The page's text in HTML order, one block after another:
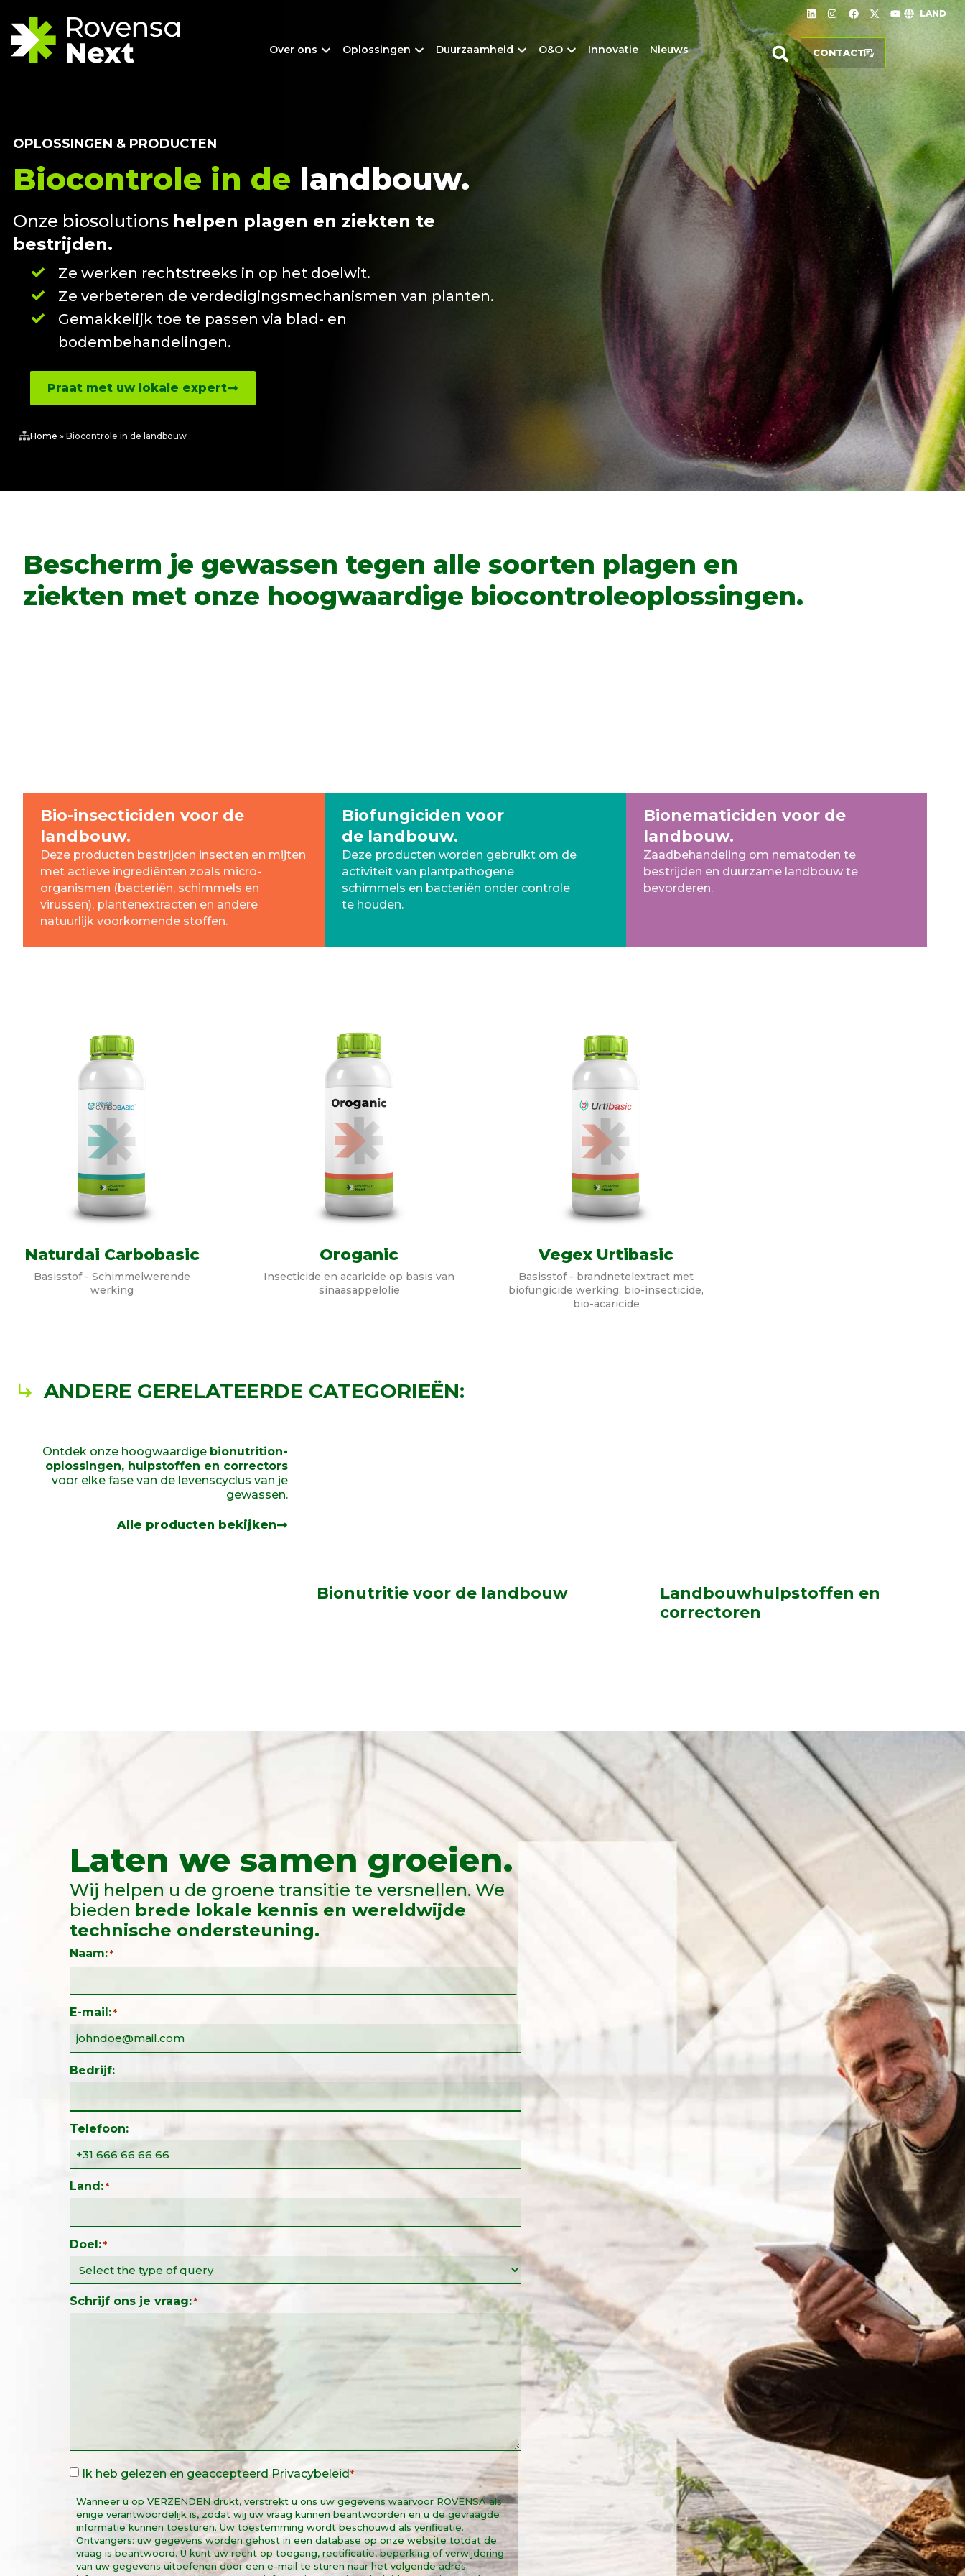
LAND
Over ons Oplossingen Duurzaamheid O&O Innovatie Nieuws CONTACT
OPLOSSINGEN & PRODUCTEN
Biocontrole in de landbouw.
Onze biosolutions helpen plagen en ziekten te
bestrijden.
Ze werken rechtstreeks in op het doelwit.
Ze verbeteren de verdedigingsmechanismen van planten.
Gemakkelijk toe te passen via blad- en
bodembehandelingen.
Praat met uw lokale expert
Home » Biocontrole in de landbouw
Bescherm je gewassen tegen alle soorten plagen en
ziekten met onze hoogwaardige biocontroleoplossingen.
Bio-insecticiden voor de
landbouw.
Deze producten bestrijden insecten en mijten
met actieve ingrediënten zoals micro-
organismen (bacteriën, schimmels en
virussen), plantenextracten en andere
natuurlijk voorkomende stoffen.
Biofungiciden voor
de landbouw.
Deze producten worden gebruikt om de
activiteit van plantpathogene
schimmels en bacteriën onder controle
te houden.
Bionematiciden voor de
landbouw.
Zaadbehandeling om nematoden te
bestrijden en duurzame landbouw te
bevorderen.
Naturdai Carbobasic
Basisstof - Schimmelwerende
werking
Oroganic
Insecticide en acaricide op basis van
sinaasappelolie
Vegex Urtibasic
Basisstof - brandnetelextract met
biofungicide werking, bio-insecticide,
bio-acaricide
ANDERE GERELATEERDE CATEGORIEËN:
Ontdek onze hoogwaardige bionutrition-
oplossingen, hulpstoffen en correctors
voor elke fase van de levenscyclus van je
gewassen.
Alle producten bekijken
Bionutritie voor de landbouw
Landbouwhulpstoffen en
correctoren
Laten we samen groeien.
Wij helpen u de groene transitie te versnellen. We
bieden brede lokale kennis en wereldwijde
technische ondersteuning.
Naam: *
E-mail: *
Bedrijf:
Telefoon:
Land: *
Doel: *
Schrijf ons je vraag: *
Wettelijke
Ik heb gelezen en geaccepteerdPrivacybeleid*
Wanneer u op VERZENDEN drukt, verstrekt u ons uw gegevens waarvoor ROVENSA als
enige verantwoordelijk is, zodat wij uw vraag kunnen beantwoorden en u de gevraagde
informatie kunnen toesturen. Uw toestemming wordt beschouwd als verificatie.
Ontvangers: uw gegevens worden gehost in een database op onze website totdat de
vraag is beantwoord. U kunt uw recht op toegang, rectificatie, beperking of verwijdering
van uw gegevens uitoefenen door een e-mail te sturen naar het volgende adres: